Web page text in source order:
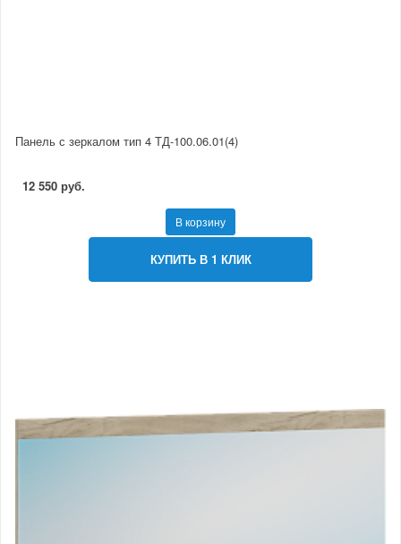
Панель с зеркалом тип 4 ТД-100.06.01(4)
12 550 руб.
В корзину
КУПИТЬ В 1 КЛИК